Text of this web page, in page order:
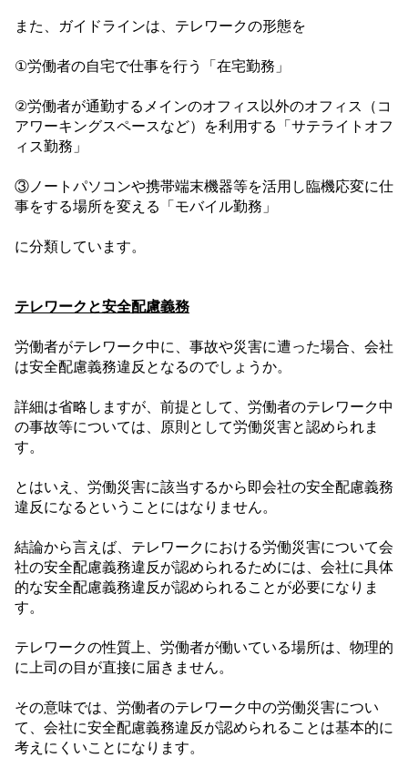
また、ガイドラインは、テレワークの形態を
①労働者の自宅で仕事を行う「在宅勤務」
②労働者が通勤するメインのオフィス以外のオフィス（コ
アワーキングスペースなど）を利用する「サテライトオフ
ィス勤務」
③ノートパソコンや携帯端末機器等を活用し臨機応変に仕
事をする場所を変える「モバイル勤務」
に分類しています。
テレワークと安全配慮義務
労働者がテレワーク中に、事故や災害に遭った場合、会社
は安全配慮義務違反となるのでしょうか。
詳細は省略しますが、前提として、労働者のテレワーク中
の事故等については、原則として労働災害と認められま
す。
とはいえ、労働災害に該当するから即会社の安全配慮義務
違反になるということにはなりません。
結論から言えば、テレワークにおける労働災害について会
社の安全配慮義務違反が認められるためには、会社に具体
的な安全配慮義務違反が認められることが必要になりま
す。
テレワークの性質上、労働者が働いている場所は、物理的
に上司の目が直接に届きません。
その意味では、労働者のテレワーク中の労働災害につい
て、会社に安全配慮義務違反が認められることは基本的に
考えにくいことになります。